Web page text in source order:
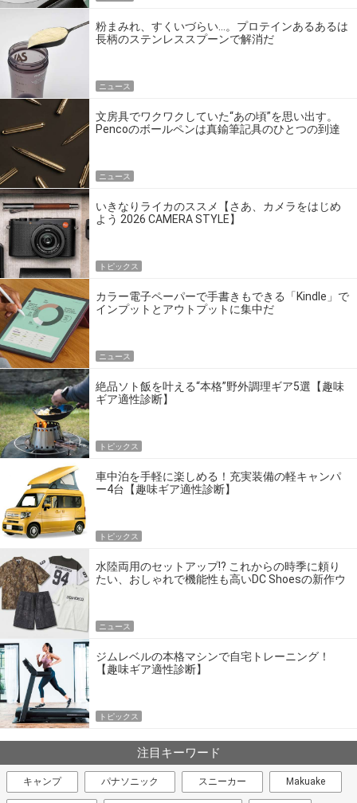
粉まみれ、すくいづらい…。プロテインあるあるは
長柄のステンレススプーンで解消だ
ニュース
文房具でワクワクしていた“あの頃”を思い出す。
Pencoのボールペンは真鍮筆記具のひとつの到達
ニュース
いきなりライカのススメ【さあ、カメラをはじめ
よう 2026 CAMERA STYLE】
トピックス
カラー電子ペーパーで手書きもできる「Kindle」で
インプットとアウトプットに集中だ
ニュース
絶品ソト飯を叶える“本格”野外調理ギア5選【趣味
ギア適性診断】
トピックス
車中泊を手軽に楽しめる！充実装備の軽キャンパ
ー4台【趣味ギア適性診断】
トピックス
水陸両用のセットアップ!? これからの時季に頼り
たい、おしゃれで機能性も高いDC Shoesの新作ウ
ニュース
ジムレベルの本格マシンで自宅トレーニング！
【趣味ギア適性診断】
トピックス
注目キーワード
キャンプ パナソニック スニーカー Makuake